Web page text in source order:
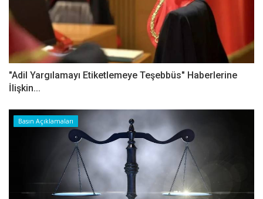
"Adil Yargılamayı Etiketlemeye Teşebbüs" Haberlerine
İlişkin...
Basın Açıklamaları